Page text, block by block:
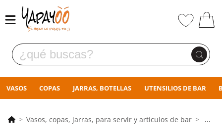
VASOS COPAS JARRAS, BOTELLAS UTENSILIOS DE BAR
Vasos, copas, jarras, para servir y artículos de bar ...